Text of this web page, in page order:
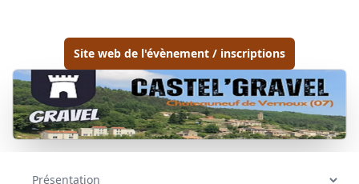
Site web de l'évènement / inscriptions